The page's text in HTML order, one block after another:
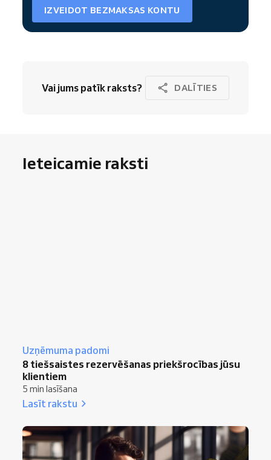
IZVEIDOT BEZMAKSAS KONTU
Vai jums patīk raksts? DALĪTIES
Ieteicamie raksti
Uzņēmuma padomi
8 tiešsaistes rezervēšanas priekšrocības jūsu
klientiem
5 min lasīšana
Lasīt rakstu